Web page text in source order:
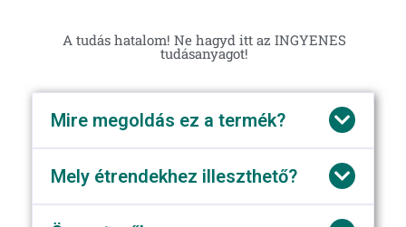
A tudás hatalom! Ne hagyd itt az INGYENES
tudásanyagot!
Mire megoldás ez a termék?
Mely étrendekhez illeszthető?